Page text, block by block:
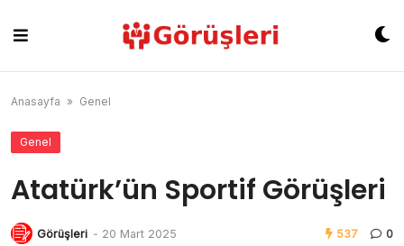
content
Anasayfa » Genel
Genel
Atatürk’ün Sportif Görüşleri
Görüşleri - 20 Mart 2025 537 0